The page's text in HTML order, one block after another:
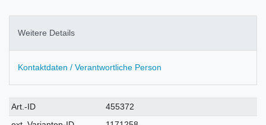
Weitere Details
Kontaktdaten / Verantwortliche Person
Technisches
Merkmal
Wert
Art.-ID
455372